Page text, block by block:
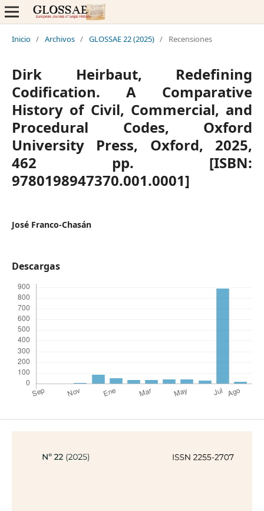
Inicio / Archivos / GLOSSAE 22 (2025) / Recensiones
Dirk Heirbaut, Redefining
Codification. A Comparative
History of Civil, Commercial, and
Procedural Codes, Oxford
University Press, Oxford, 2025,
462 pp. [ISBN:
9780198947370.001.0001]
José Franco-Chasán
Descargas